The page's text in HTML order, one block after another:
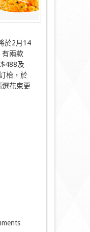
於2月14
有兩款
及
枱，於
選花束更